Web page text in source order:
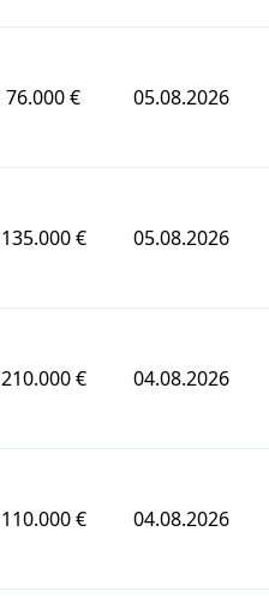
76.000 € 05.08.2026
135.000 € 05.08.2026
210.000 € 04.08.2026
110.000 € 04.08.2026